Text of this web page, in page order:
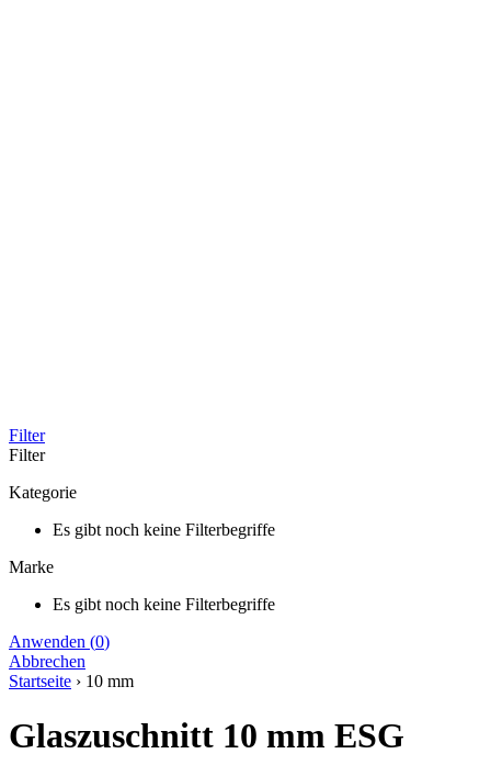
Filter
Filter
Kategorie
Es gibt noch keine Filterbegriffe
Marke
Es gibt noch keine Filterbegriffe
Anwenden (0)
Abbrechen
Startseite › 10 mm
Glaszuschnitt 10 mm ESG